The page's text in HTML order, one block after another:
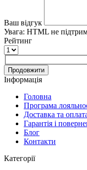
Ваш відгук
Увага: HTML не
Рейтинг
Продовжити
Інформація
Головна
Програма
Доставка та
Гарантія і
Блог
Контакти
Категорії